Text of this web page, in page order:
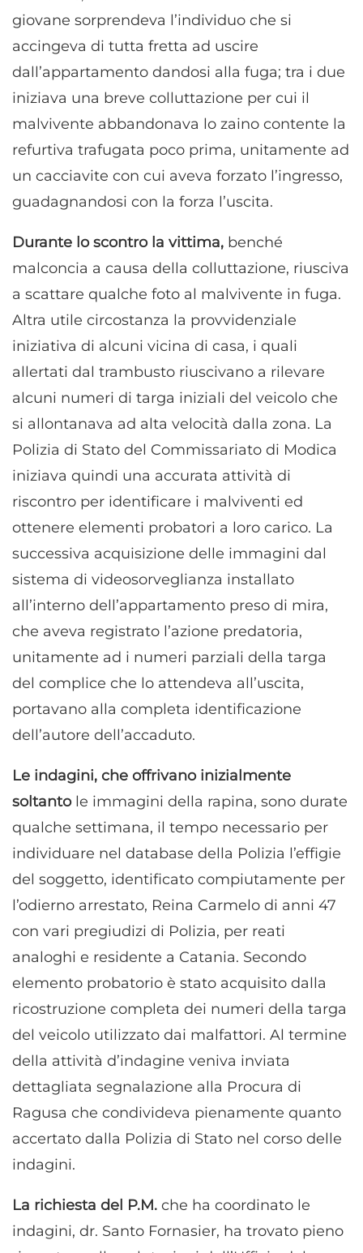
giovane sorprendeva l’individuo che si
accingeva di tutta fretta ad uscire
dall’appartamento dandosi alla fuga; tra i due
iniziava una breve colluttazione per cui il
malvivente abbandonava lo zaino contente la
refurtiva trafugata poco prima, unitamente ad
un cacciavite con cui aveva forzato l’ingresso,
guadagnandosi con la forza l’uscita.
Durante lo scontro la vittima, benché
malconcia a causa della colluttazione, riusciva
a scattare qualche foto al malvivente in fuga.
Altra utile circostanza la provvidenziale
iniziativa di alcuni vicina di casa, i quali
allertati dal trambusto riuscivano a rilevare
alcuni numeri di targa iniziali del veicolo che
si allontanava ad alta velocità dalla zona. La
Polizia di Stato del Commissariato di Modica
iniziava quindi una accurata attività di
riscontro per identificare i malviventi ed
ottenere elementi probatori a loro carico. La
successiva acquisizione delle immagini dal
sistema di videosorveglianza installato
all’interno dell’appartamento preso di mira,
che aveva registrato l’azione predatoria,
unitamente ad i numeri parziali della targa
del complice che lo attendeva all’uscita,
portavano alla completa identificazione
dell’autore dell’accaduto.
Le indagini, che offrivano inizialmente
soltantole immagini della rapina, sono durate
qualche settimana, il tempo necessario per
individuare nel database della Polizia l’effigie
del soggetto, identificato compiutamente per
l’odierno arrestato, Reina Carmelo di anni 47
con vari pregiudizi di Polizia, per reati
analoghi e residente a Catania. Secondo
elemento probatorio è stato acquisito dalla
ricostruzione completa dei numeri della targa
del veicolo utilizzato dai malfattori. Al termine
della attività d’indagine veniva inviata
dettagliata segnalazione alla Procura di
Ragusa che condivideva pienamente quanto
accertato dalla Polizia di Stato nel corso delle
indagini.
La richiesta del P.M. che ha coordinato le
indagini, dr. Santo Fornasier, ha trovato pieno